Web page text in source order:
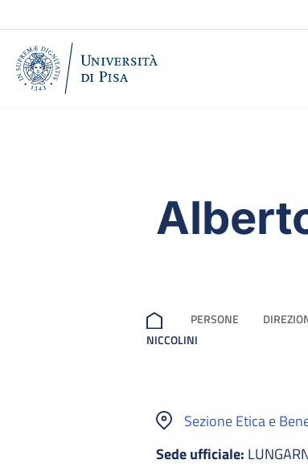
PERSONE
NICCOLINI
Sezione Etica e
Sede ufficiale: